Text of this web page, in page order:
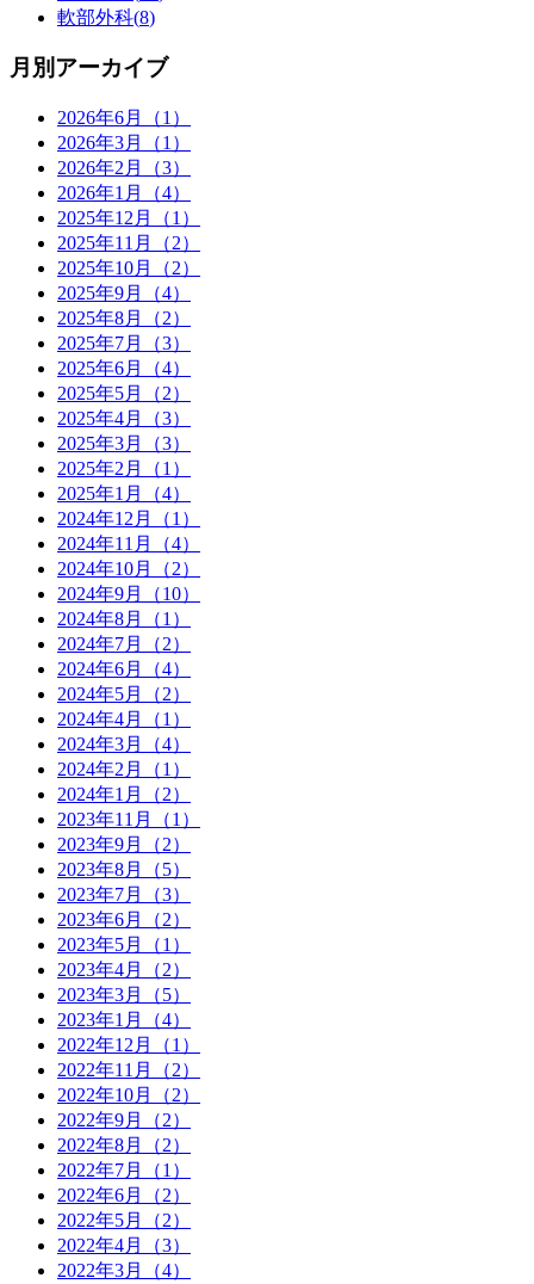
軟部外科(8)
月別アーカイブ
2026年6月（1）
2026年3月（1）
2026年2月（3）
2026年1月（4）
2025年12月（1）
2025年11月（2）
2025年10月（2）
2025年9月（4）
2025年8月（2）
2025年7月（3）
2025年6月（4）
2025年5月（2）
2025年4月（3）
2025年3月（3）
2025年2月（1）
2025年1月（4）
2024年12月（1）
2024年11月（4）
2024年10月（2）
2024年9月（10）
2024年8月（1）
2024年7月（2）
2024年6月（4）
2024年5月（2）
2024年4月（1）
2024年3月（4）
2024年2月（1）
2024年1月（2）
2023年11月（1）
2023年9月（2）
2023年8月（5）
2023年7月（3）
2023年6月（2）
2023年5月（1）
2023年4月（2）
2023年3月（5）
2023年1月（4）
2022年12月（1）
2022年11月（2）
2022年10月（2）
2022年9月（2）
2022年8月（2）
2022年7月（1）
2022年6月（2）
2022年5月（2）
2022年4月（3）
2022年3月（4）